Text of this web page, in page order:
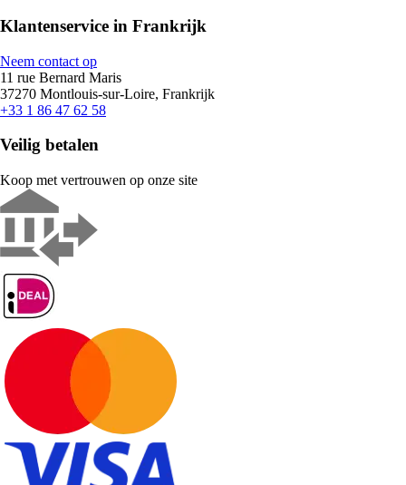
Klantenservice in Frankrijk
Neem contact op
11 rue Bernard Maris
37270 Montlouis-sur-Loire, Frankrijk
+33 1 86 47 62 58
Veilig betalen
Koop met vertrouwen op onze site